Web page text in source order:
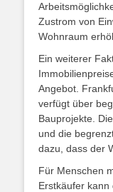
Zustrom von
Wohnraum
Ein weiterer
Angebot.
verfügt über
Bauprojekte.
und die
dazu, dass der
Für Menschen
Erstkäufer